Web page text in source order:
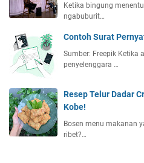
Ketika bingung
ngabuburit…
Contoh Surat
Sumber: Freepik Ketika
penyelenggara …
Resep Telur Dadar
Kobe!
Bosen menu makanan
ribet?…